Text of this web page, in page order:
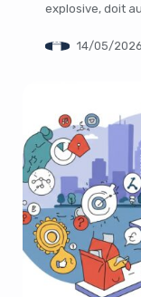
explosive, doit
de l’histoire.
14/05/2026